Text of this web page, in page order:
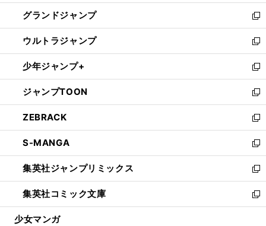
ウ
で
開
く
ン
ド
ウ
で
開
く
ウ
ィ
ン
ド
ウ
で
開
く
し
い
ウ
ィ
ン
ド
ウ
で
開
く
グランドジャンプ
新
し
い
ウ
ィ
ン
ド
ウ
で
開
く
ウルトラジャンプ
新
し
い
ウ
ィ
ン
ド
ウ
で
開
く
少年ジャンプ+
新
し
い
ウ
ィ
ン
ド
ウ
で
開
く
ジャンプTOON
新
し
い
ウ
ィ
ン
ド
ウ
で
開
ZEBRACK
新
し
い
ウ
ィ
ン
ド
ウ
S-MANGA
新
し
い
ウ
ィ
ン
集英社ジャンプリミックス
新
し
い
ウ
集英社コミック文庫
新
し
少女マンガ